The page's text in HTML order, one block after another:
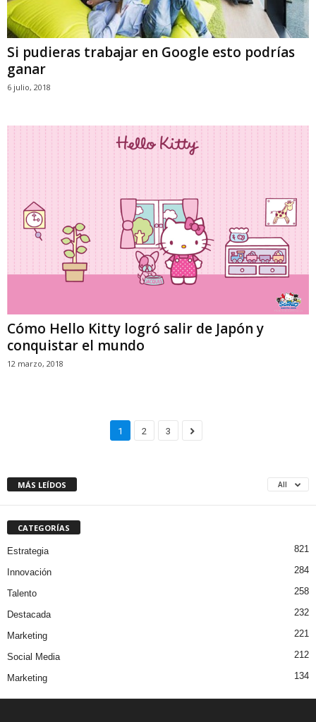
Si pudieras trabajar en Google esto podrías
ganar
6 julio, 2018
Cómo Hello Kitty logró salir de Japón y
conquistar el mundo
12 marzo, 2018
1 2 3
MÁS LEÍDOS All
CATEGORÍAS
Estrategia 821
Innovación 284
Talento 258
Destacada 232
Marketing 221
Social Media 212
Marketing 134